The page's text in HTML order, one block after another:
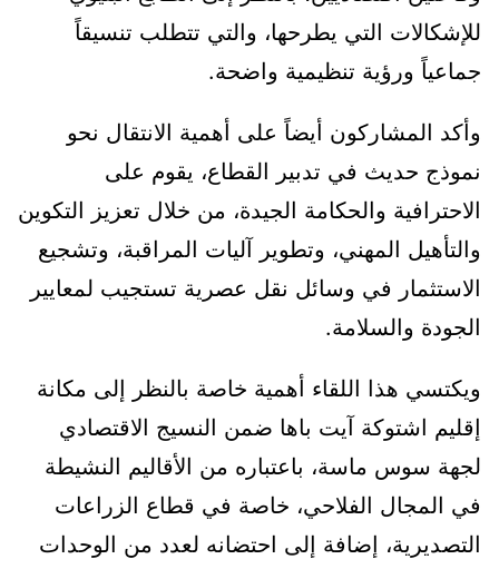
للإشكالات التي يطرحها، والتي تتطلب تنسيقاً
جماعياً ورؤية تنظيمية واضحة.
وأكد المشاركون أيضاً على أهمية الانتقال نحو
نموذج حديث في تدبير القطاع، يقوم على
الاحترافية والحكامة الجيدة، من خلال تعزيز التكوين
والتأهيل المهني، وتطوير آليات المراقبة، وتشجيع
الاستثمار في وسائل نقل عصرية تستجيب لمعايير
الجودة والسلامة.
ويكتسي هذا اللقاء أهمية خاصة بالنظر إلى مكانة
إقليم اشتوكة آيت باها ضمن النسيج الاقتصادي
لجهة سوس ماسة، باعتباره من الأقاليم النشيطة
في المجال الفلاحي، خاصة في قطاع الزراعات
التصديرية، إضافة إلى احتضانه لعدد من الوحدات